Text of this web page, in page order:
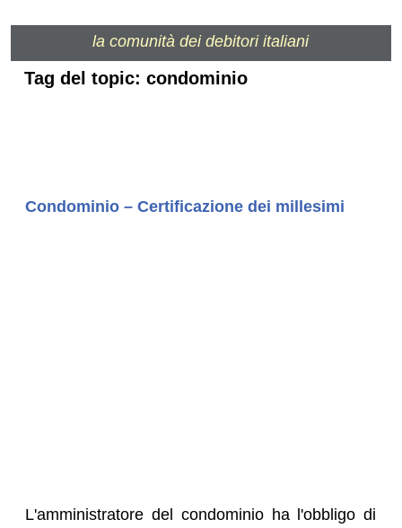
la comunità dei debitori italiani
Tag del topic: condominio
Condominio – Certificazione dei millesimi
L'amministratore del condominio ha l'obbligo di